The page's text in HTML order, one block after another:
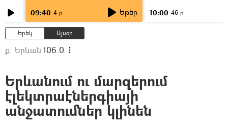
09:40 4 ր Եթեր 10:00 46 ր
Երեկ Այսօր
ք. Երևան 106.0
Երևանում ու մարզերում
էլեկտրաէներգիայի
անջատումներ կլինեն